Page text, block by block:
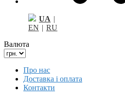
UA |
EN | RU
Валюта
Про нас
Доставка і оплата
Контакти